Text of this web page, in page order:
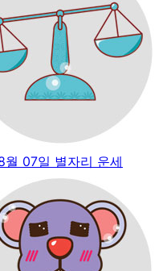
07일 별자리 운세